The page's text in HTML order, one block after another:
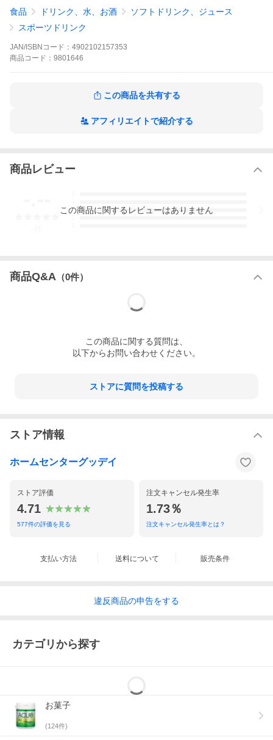
ィング株式会社 東京都港区六本木6-2-31
広告文責：株式会社グッデイ 0120-321-296
※商品リニューアルに伴いパッケージ・内容等予告なく変更する
場合があります
食品 ドリンク、水、お酒
ソフトドリンク、ジュース
スポーツドリンク
JAN/ISBNコード： 4902102157353
商品 コード： 9801646
この商品を共有する
アフィリエイトで紹介する
商品レビュー
3
この商品に関するレビューはありません
商品Q&A （0件）
この商品に関する質問は、
以下からお問い合わせください。
ストアに質問を投稿する
ストア情報
ホームセンターグッデイ
ストア評価
4.71
577件の評価を見る
注文キャンセル発生率
1.73％
注文キャンセル発生率とは？
支払い方法 送料について 販売条件
違反商品の申告をする
カテゴリから探す
お菓子
(124件)